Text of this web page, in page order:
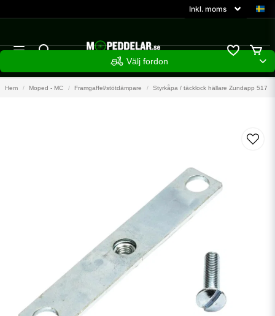
Välj fordon
Hem Moped - MC Framgaffel/stötdämpare Styrkåpa / täcklock hällare Zundapp 517